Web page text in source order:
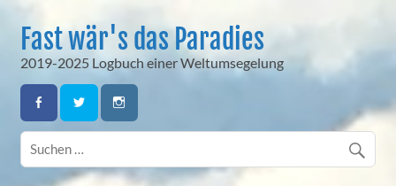
contentFast wär's das Paradies
2019-2025 Logbuch einer Weltumsegelung